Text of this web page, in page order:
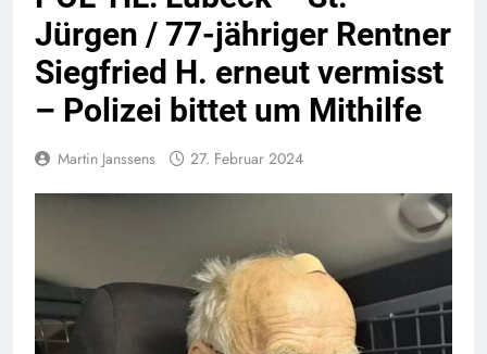
Jürgen / 77-jähriger Rentner
Siegfried H. erneut vermisst
– Polizei bittet um Mithilfe
Martin Janssens 27. Februar 2024